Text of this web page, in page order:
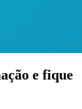
e fique